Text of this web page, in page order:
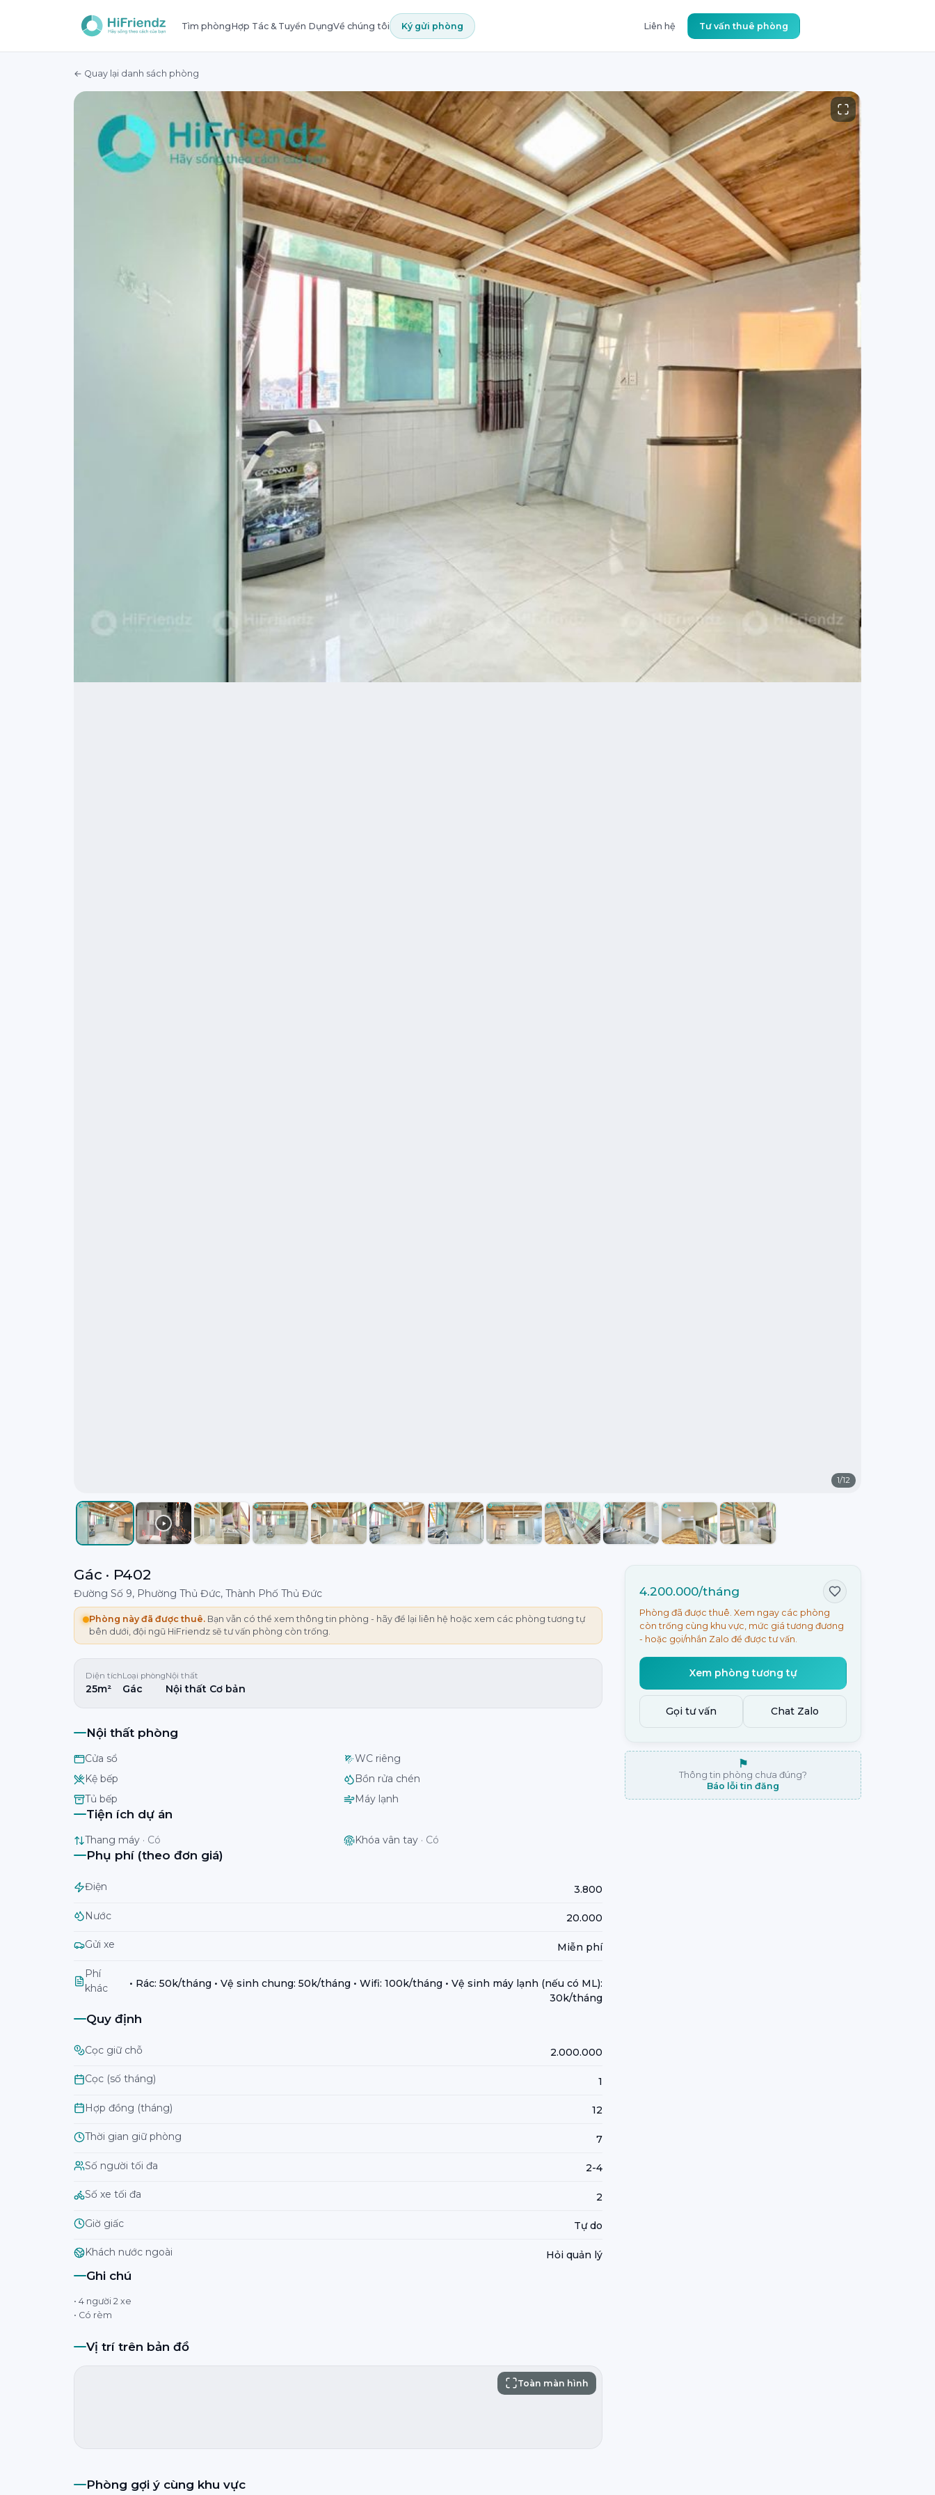
Tìm phòngHợp Tác & Tuyển DụngVề chúng tôi Ký gửi phòng Liên hệ Tư vấn thuê phòng
← Quay lại danh sách phòng
1/12
Gác · P402
Đường Số 9, Phường Thủ Đức, Thành Phố Thủ Đức
Phòng này đã được thuê. Bạn vẫn có thể xem thông tin phòng - hãy để lại liên hệ hoặc xem các phòng tương tự
bên dưới, đội ngũ HiFriendz sẽ tư vấn phòng còn trống.
Diện tích
25m²
Loại phòng
Gác
Nội thất
Nội thất Cơ bản
Nội thất phòng
Cửa sổ
WC riêng
Kệ bếp
Bồn rửa chén
Tủ bếp
Máy lạnh
Tiện ích dự án
Thang máy · Có Khóa vân tay · Có
Phụ phí (theo đơn giá)
Điện 3.800
Nước 20.000
Gửi xe Miễn phí
Phí
khác
• Rác: 50k/tháng • Vệ sinh chung: 50k/tháng • Wifi: 100k/tháng • Vệ sinh máy lạnh (nếu có ML):
30k/tháng
Quy định
Cọc giữ chỗ 2.000.000
Cọc (số tháng) 1
Hợp đồng (tháng) 12
Thời gian giữ phòng 7
Số người tối đa 2-4
Số xe tối đa 2
Giờ giấc Tự do
Khách nước ngoài Hỏi quản lý
Ghi chú
• 4 người 2 xe
• Có rèm
Vị trí trên bản đồ
Toàn màn hình
4.200.000/tháng
Phòng đã được thuê. Xem ngay các phòng
còn trống cùng khu vực, mức giá tương đương
- hoặc gọi/nhắn Zalo để được tư vấn.
Xem phòng tương tự
Gọi tư vấn Chat Zalo
⚑
Thông tin phòng chưa đúng?
Báo lỗi tin đăng
Phòng gợi ý cùng khu vực